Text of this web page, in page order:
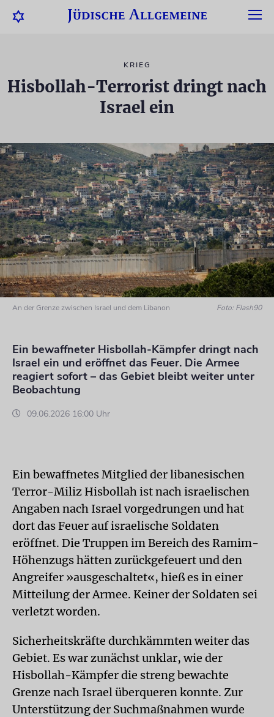
KRIEG
Hisbollah-Terrorist dringt nach
Israel ein
An der Grenze zwischen Israel und dem Libanon Foto: Flash90
Ein bewaffneter Hisbollah-Kämpfer dringt nach
Israel ein und eröffnet das Feuer. Die Armee
reagiert sofort – das Gebiet bleibt weiter unter
Beobachtung
09.06.2026 16:00 Uhr
Ein bewaffnetes Mitglied der libanesischen
Terror-Miliz Hisbollah ist nach israelischen
Angaben nach Israel vorgedrungen und hat
dort das Feuer auf israelische Soldaten
eröffnet. Die Truppen im Bereich des Ramim-
Höhenzugs hätten zurückgefeuert und den
Angreifer »ausgeschaltet«, hieß es in einer
Mitteilung der Armee. Keiner der Soldaten sei
verletzt worden.
Sicherheitskräfte durchkämmten weiter das
Gebiet. Es war zunächst unklar, wie der
Hisbollah-Kämpfer die streng bewachte
Grenze nach Israel überqueren konnte. Zur
Unterstützung der Suchmaßnahmen wurde